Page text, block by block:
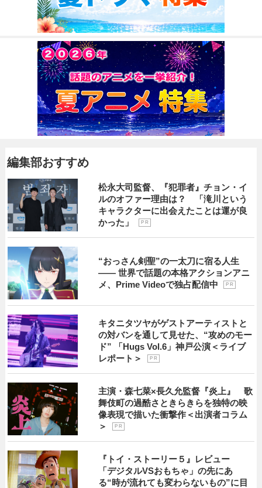
編集部おすすめ
松永大司監督、『犯罪者』チョン・イ
ルのオファー理由は？ 「滝川という
キャラクターに出会えたことは運が良
かった」
P R
“おっさん剣聖”の一太刀に宿る人生
―― 世界で話題の本格アクションアニ
メ、Prime Videoで独占配信中
P R
キタニタツヤがゲストアーティストと
の対バンを通して見せた、“攻めのモー
ド” 「Hugs Vol.6」神戸公演＜ライブ
レポート＞
P R
主演・森七菜×長久允監督『炎上』 歌
舞伎町の過酷さときらきらを独特の映
像表現で描いた衝撃作＜出演者コラム
＞
P R
『トイ・ストーリー５』レビュー
「デジタルVSおもちゃ」の先にあ
る“時が流れても変わらないもの”に目